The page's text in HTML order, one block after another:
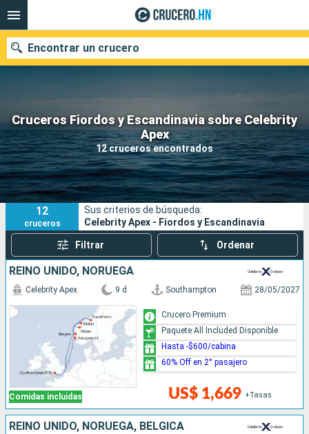
Cruceros Fiordos y Escandinavia sobre Celebrity
Apex
12 cruceros encontrados
Encontrar un crucero
Nuestros destinos
Fecha de salida
Puertos Compañías
Buscar
12
cruceros
Sus criterios de búsqueda:
Celebrity Apex - Fiordos y Escandinavia
Filtrar Ordenar
REINO UNIDO, NORUEGA
Comidas incluidas
Celebrity Apex 9 d Southampton 28/05/2027
US$ 1,669 +Tasas
Crucero Premium
Paquete All Included Disponible
Hasta -$600/cabina
60% Off en 2° pasajero
REINO UNIDO, NORUEGA, BÉLGICA